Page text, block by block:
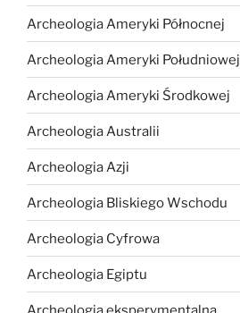
Archeologia Ameryki Północnej
Archeologia Ameryki Południowej
Archeologia Ameryki Środkowej
Archeologia Australii
Archeologia Azji
Archeologia Bliskiego Wschodu
Archeologia Cyfrowa
Archeologia Egiptu